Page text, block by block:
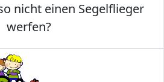
nicht einen Segelflieger
werfen?